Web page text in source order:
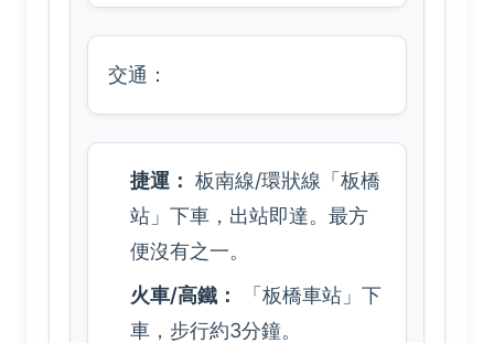
交通：
捷運： 板南線/環狀線「板橋
站」下車，出站即達。最方
便沒有之一。
火車/高鐵：
「板橋車站」下
車，步行約3分鐘。